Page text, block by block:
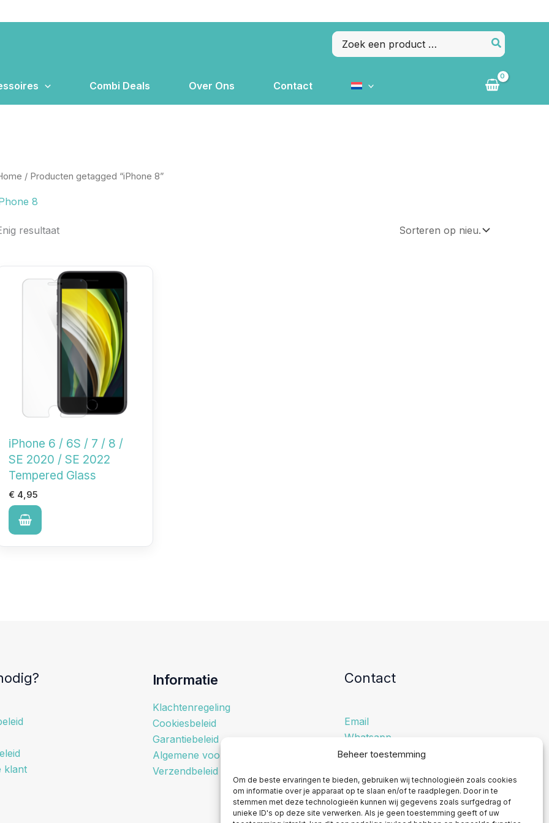
Beheer toestemming
Om de beste ervaringen te bieden, gebruiken wij technologieën zoals cookies
om informatie over je apparaat op te slaan en/of te raadplegen. Door in te
stemmen met deze technologieën kunnen wij gegevens zoals surfgedrag of
unieke ID's op deze site verwerken. Als je geen toestemming geeft of uw
Zoeken
naar:
Combi Deals Over Ons Contact
/ Producten getagged “iPhone 8”
8
resultaat
iPhone 6 / 6S / 7 / 8 /
SE 2020 / SE 2022
Tempered Glass
€ 4,95
klant
Informatie
Klachtenregeling
Cookiesbeleid
Garantiebeleid
Algemene voorwaarden
Verzendbeleid
Contact
Email
Whatsapp
LinkedIn
Facebook